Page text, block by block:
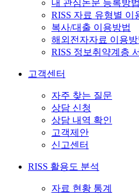
내 관심논문 등록방법
RISS 자료 유형별 이
복사/대출 이용방법
해외전자자료 이용방
RISS 정보취약계층
고객센터
자주 찾는 질문
상담 신청
상담 내역 확인
고객제안
신고센터
RISS 활용도 분석
자료 현황 통계